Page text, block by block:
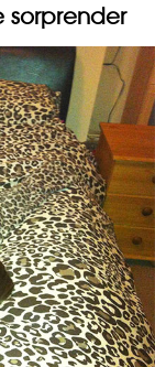
sorprender